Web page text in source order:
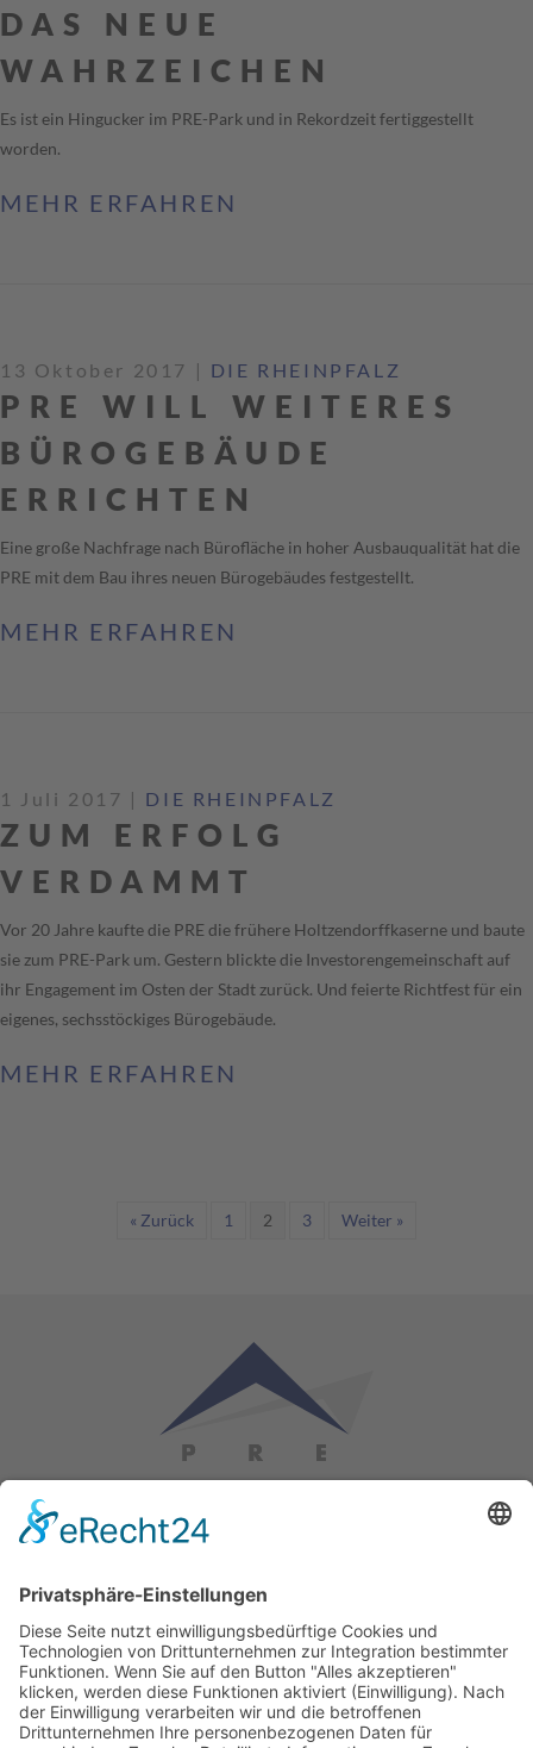
DAS NEUE
WAHRZEICHEN
Es ist ein Hingucker im PRE-Park und in Rekordzeit fertiggestellt
worden.
MEHR ERFAHREN
13 Oktober 2017 | DIE RHEINPFALZ
PRE WILL WEITERES
BÜROGEBÄUDE
ERRICHTEN
Eine große Nachfrage nach Bürofläche in hoher Ausbauqualität hat die
PRE mit dem Bau ihres neuen Bürogebäudes festgestellt.
MEHR ERFAHREN
1 Juli 2017 | DIE RHEINPFALZ
ZUM ERFOLG
VERDAMMT
Vor 20 Jahre kaufte die PRE die frühere Holtzendorffkaserne und baute
sie zum PRE-Park um. Gestern blickte die Investorengemeinschaft auf
ihr Engagement im Osten der Stadt zurück. Und feierte Richtfest für ein
eigenes, sechsstöckiges Bürogebäude.
MEHR ERFAHREN
« Zurück 1 2 3 Weiter »
PRE GMBH
Brüsseler Straße 6
67657 Kaiserslautern
Tel.:+49 631 303-1100
Fax: +49 631 303-1111